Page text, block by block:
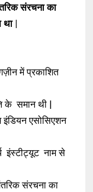
संरचना का
|
में प्रकाशित
के समान थी |
इंडियन एसोसिएशन
इंस्टीट्यूट नाम से
संरचना का